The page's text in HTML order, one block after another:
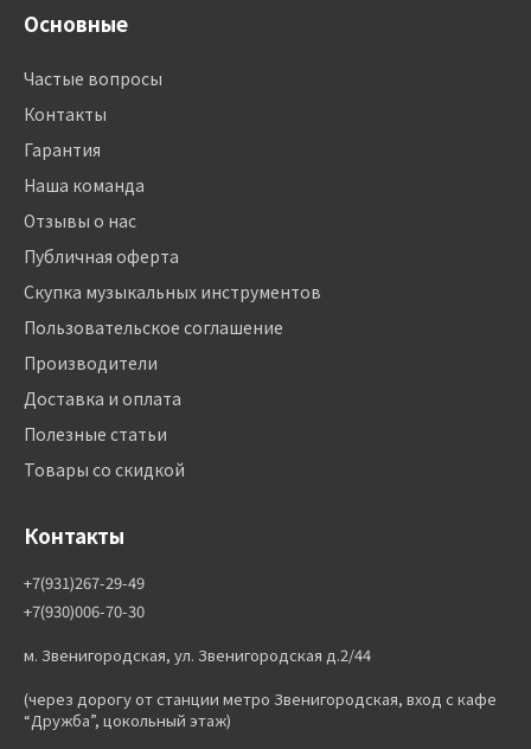
Основные
Частые вопросы
Контакты
Гарантия
Наша команда
Отзывы о нас
Публичная оферта
Скупка музыкальных инструментов
Пользовательское соглашение
Производители
Доставка и оплата
Полезные статьи
Товары со скидкой
Контакты
+7(931)267-29-49
+7(930)006-70-30
м. Звенигородская, ул. Звенигородская д.2/44
(через дорогу от станции метро Звенигородская, вход с кафе
“Дружба”, цокольный этаж)